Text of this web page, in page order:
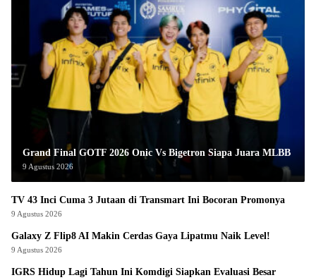
Grand Final GOTF 2026 Onic Vs Bigetron Siapa Juara MLBB
9 Agustus 2026
TV 43 Inci Cuma 3 Jutaan di Transmart Ini Bocoran Promonya
9 Agustus 2026
Galaxy Z Flip8 AI Makin Cerdas Gaya Lipatmu Naik Level!
9 Agustus 2026
IGRS Hidup Lagi Tahun Ini Komdigi Siapkan Evaluasi Besar